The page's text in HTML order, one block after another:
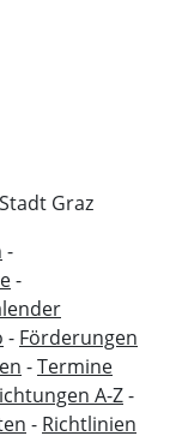
Graz
-
-
- Förderungen
-Termine
A-Z-
- Richtlinien